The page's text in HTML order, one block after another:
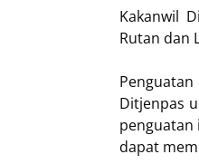
Kakanwil
Rutan dan
Ditjenpas
penguatan
dapat